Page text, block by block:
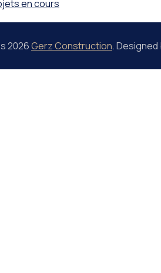
en cours
2026Gerz Construction.